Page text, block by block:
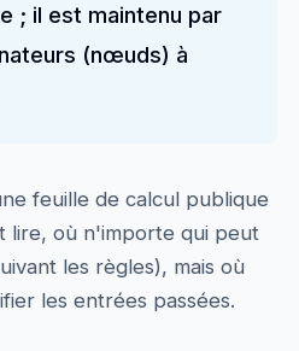
; il est maintenu par
(nœuds) à
feuille de calcul publique
lire, où n'importe qui peut
les règles), mais où
les entrées passées.